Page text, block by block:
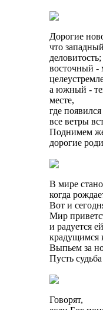
Дорогие
что
деловитость;
восточный -
а южный -
месте,
где
все ветры
Поднимем
дорогие
В мире
когда
Вот и
Мир
и радуется
крадущимся
Выпьем за
Пусть
Говорят,